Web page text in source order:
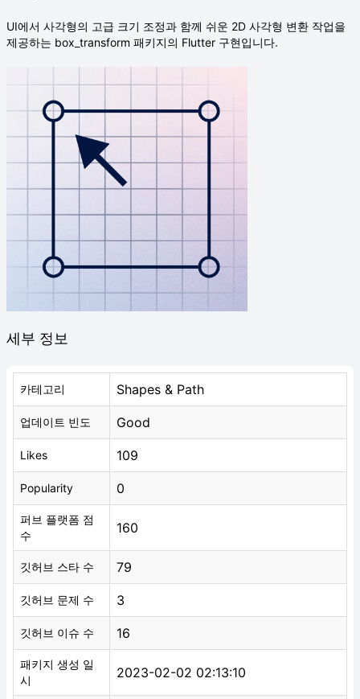
UI에서 사각형의 고급 크기 조정과 함께 쉬운 2D 사각형 변환 작업을
제공하는 box_transform 패키지의 Flutter 구현입니다.
세부 정보
카테고리 Shapes & Path
업데이트 빈도 Good
Likes 109
Popularity 0
퍼브 플랫폼 점
수
160
깃허브 스타 수 79
깃허브 문제 수 3
깃허브 이슈 수 16
패키지 생성 일
시
2023-02-02 02:13:10